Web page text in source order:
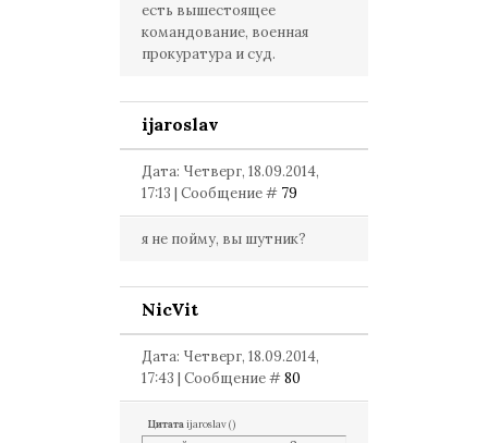
есть вышестоящее
командование, военная
прокуратура и суд.
ijaroslav
Дата: Четверг, 18.09.2014,
17:13 | Сообщение # 79
я не пойму, вы шутник?
NicVit
Дата: Четверг, 18.09.2014,
17:43 | Сообщение #80
Цитатаijaroslav()